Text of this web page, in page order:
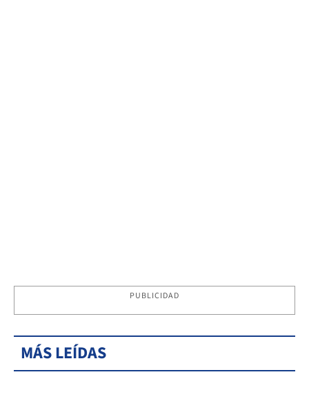
PUBLICIDAD
MÁS LEÍDAS